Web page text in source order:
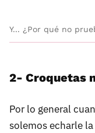
Y... ¿Por qué no
2- Croquetas
Por lo general
solemos echarle